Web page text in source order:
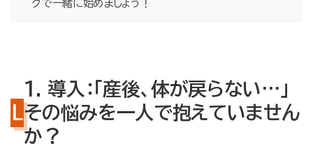
グで一緒に始めましょう！
1. 導入：「産後、体が戻らない…」
その悩みを一人で抱えていません
か？